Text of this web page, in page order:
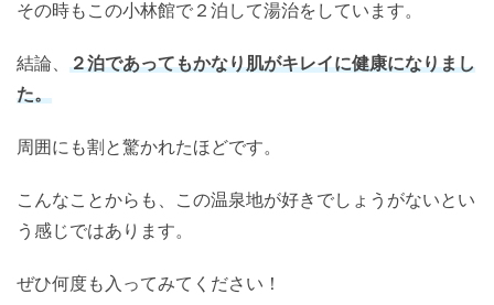
その時もこの小林館で２泊して湯治をしています。
結論、 ２泊であってもかなり肌がキレイに健康になりまし
た。
周囲にも割と驚かれたほどです。
こんなことからも、この温泉地が好きでしょうがないとい
う感じではあります。
ぜひ何度も入ってみてください！